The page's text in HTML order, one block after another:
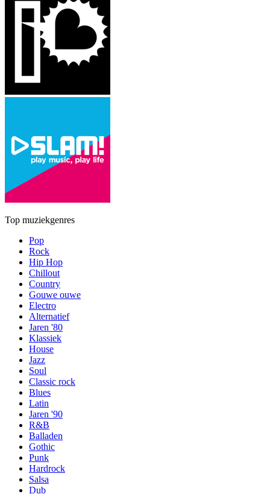
Top muziekgenres
Pop
Rock
Hip Hop
Chillout
Country
Gouwe ouwe
Electro
Alternatief
Jaren '80
Klassiek
House
Jazz
Soul
Classic rock
Blues
Latin
Jaren '90
R&B
Balladen
Gothic
Punk
Hardrock
Salsa
Dub